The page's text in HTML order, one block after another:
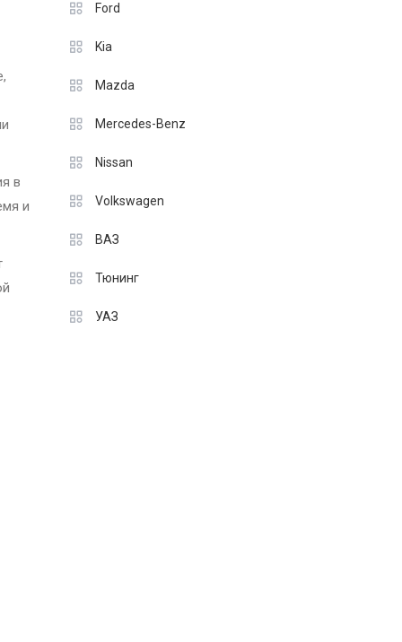
в
и
Ford
Kia
Mazda
Mercedes-Benz
Nissan
Volkswagen
ВАЗ
Тюнинг
УАЗ